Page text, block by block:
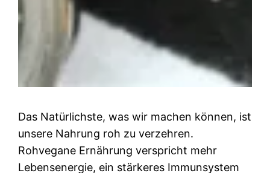
Das Natürlichste, was wir machen können, ist
unsere Nahrung roh zu verzehren.
Rohvegane Ernährung verspricht mehr
Lebensenergie, ein stärkeres Immunsystem